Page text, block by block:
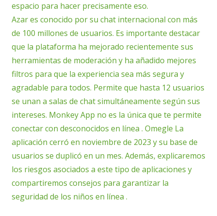
espacio para hacer precisamente eso.
Azar es conocido por su chat internacional con más
de 100 millones de usuarios. Es importante destacar
que la plataforma ha mejorado recientemente sus
herramientas de moderación y ha añadido mejores
filtros para que la experiencia sea más segura y
agradable para todos. Permite que hasta 12 usuarios
se unan a salas de chat simultáneamente según sus
intereses. Monkey App no ​​es la única que te permite
conectar con desconocidos en línea . Omegle La
aplicación cerró en noviembre de 2023 y su base de
usuarios se duplicó en un mes. Además, explicaremos
los riesgos asociados a este tipo de aplicaciones y
compartiremos consejos para garantizar la
seguridad de los niños en línea .